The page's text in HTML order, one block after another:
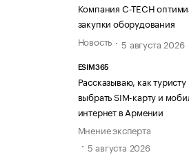
Компания C-TECH
закупки оборудования
Новость
5 августа 2026
ESIM365
Рассказываю, как туристу
выбрать SIM-карту и
интернет в Армении
Мнение эксперта
5 августа 2026